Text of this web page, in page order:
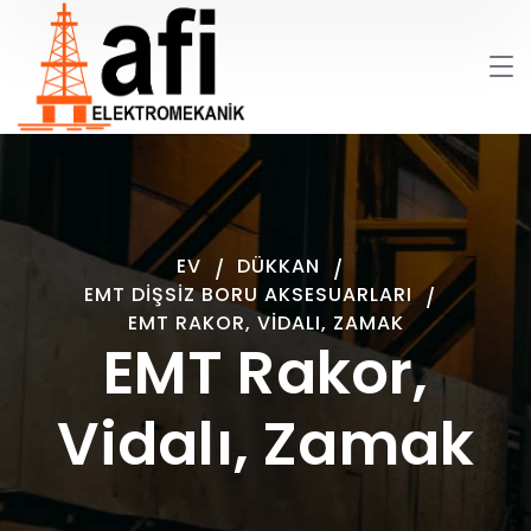
EMT Rakor,
Vidalı, Zamak
EV
DÜKKAN
EMT DIŞSIZ BORU AKSESUARLARI
EMT RAKOR, VIDALI, ZAMAK